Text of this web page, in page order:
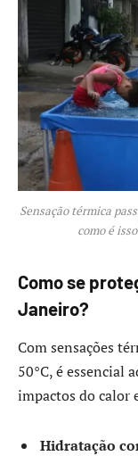
Sensação térmica
como é
Como se
Janeiro?
Com sensações
50°C, é essencial
impactos do calor
Hidratação